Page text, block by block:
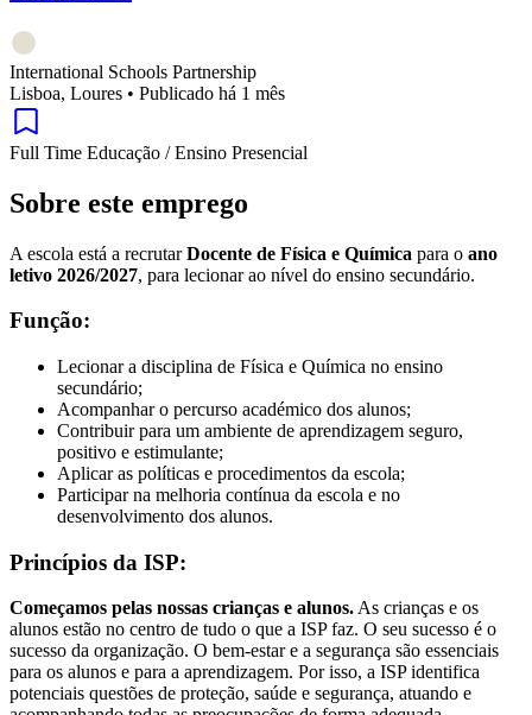
International Schools Partnership
Lisboa, Loures • Publicado há 1 mês
Full Time Educação / Ensino Presencial
Sobre este emprego
A escola está a recrutarDocente de Física e Química para o ano
letivo 2026/2027, para lecionar ao nível do ensino secundário.
Função:
Lecionar a disciplina de Física e Química no ensino
secundário;
Acompanhar o percurso académico dos alunos;
Contribuir para um ambiente de aprendizagem seguro,
positivo e estimulante;
Aplicar as políticas e procedimentos da escola;
Participar na melhoria contínua da escola e no
desenvolvimento dos alunos.
Princípios da ISP:
Começamos pelas nossas crianças e alunos. As crianças e os
alunos estão no centro de tudo o que a ISP faz. O seu sucesso é o
sucesso da organização. O bem-estar e a segurança são essenciais
para os alunos e para a aprendizagem. Por isso, a ISP identifica
potenciais questões de proteção, saúde e segurança, atuando e